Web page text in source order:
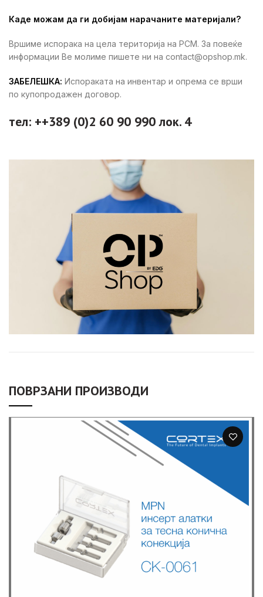
Каде можам да ги добијам нарачаните материјали?
Вршиме испорака на цела територија на РСМ. За повеќе
информации Ве молиме пишете ни на contact@opshop.mk.
ЗАБЕЛЕШКА: Испораката на инвентар и опрема се врши
по купопродажен договор.
тел: ++389 (0)2 60 90 990 лок. 4
ПОВРЗАНИ ПРОИЗВОДИ